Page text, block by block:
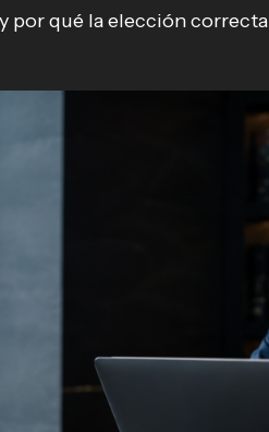
por qué la elección